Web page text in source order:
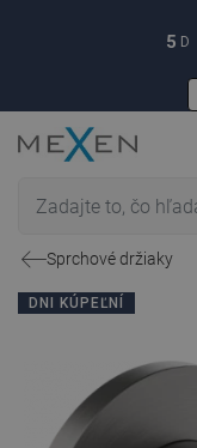
5 D
Sprchové držiaky
DNI KÚPEĽNÍ